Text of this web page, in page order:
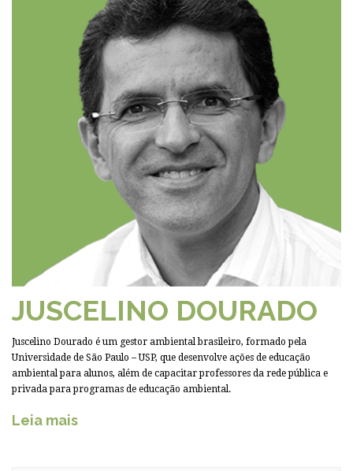
JUSCELINO DOURADO
Juscelino Dourado é um gestor ambiental brasileiro, formado pela
Universidade de São Paulo – USP, que desenvolve ações de educação
ambiental para alunos, além de capacitar professores da rede pública e
privada para programas de educação ambiental.
Leia mais